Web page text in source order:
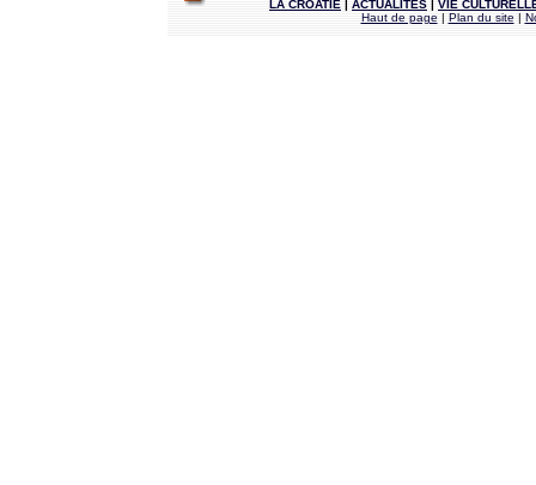
LA CROATIE ACTUALITÉS
VIE
Haut de page| Plan du site|